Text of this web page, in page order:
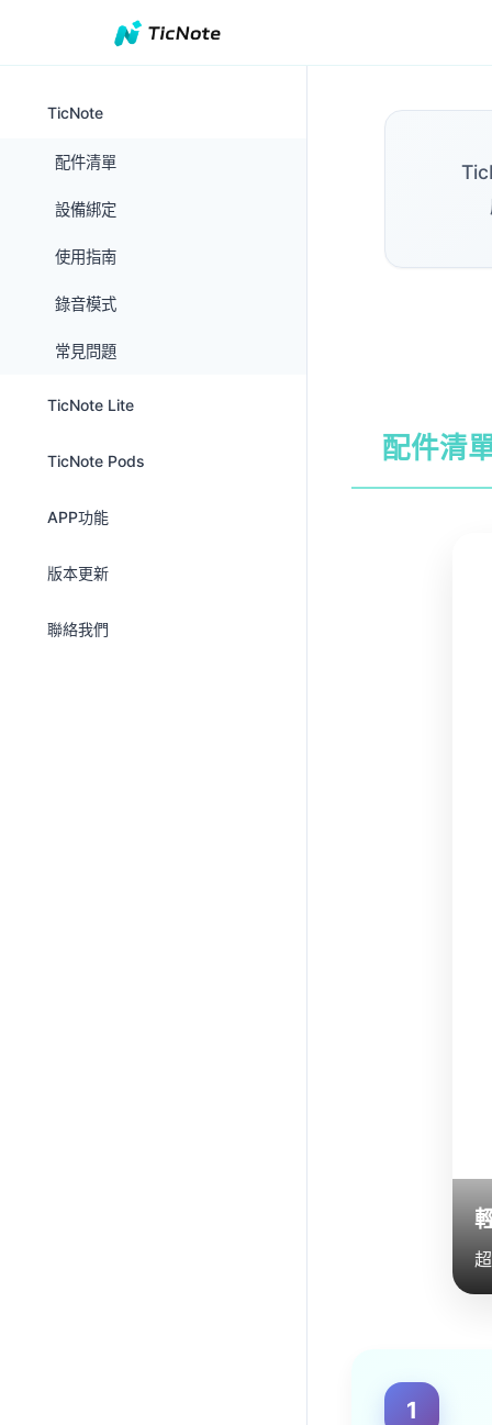
TicNote
配件清單
設備綁定
使用指南
錄音模式
常見問題
TicNote Lite
配件清單
TicNote Pods
配件清單
APP功能
專業錄音
版本更新
聯絡我們
配件清
1